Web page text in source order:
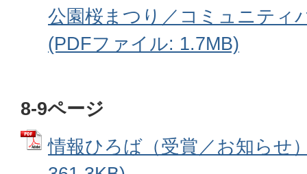
公園桜まつり／コミュニティ
(PDFファイル: 1.7MB)
8-9ページ
情報ひろば（受賞／お知らせ